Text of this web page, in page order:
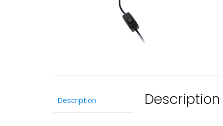
Description Description